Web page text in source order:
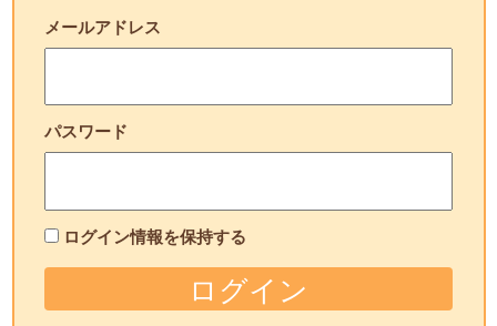
メールアドレス
パスワード
ログイン情報を保持する